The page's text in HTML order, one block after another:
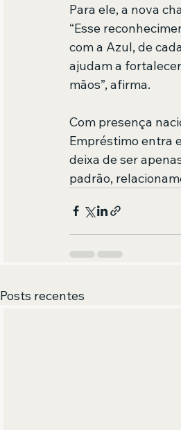
Para ele, a nova
“Esse
com a Azul, de
ajudam a
mãos”, afirma.
Com presença
Empréstimo entra
deixa de ser
padrão,
Posts recentes